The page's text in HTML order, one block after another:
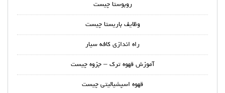
روبوستا چیست
وظایف باریستا چیست
راه اندازی کافه سیار
آموزش قهوه ترک – جزوه چیست
قهوه اسپشیالیتی چیست